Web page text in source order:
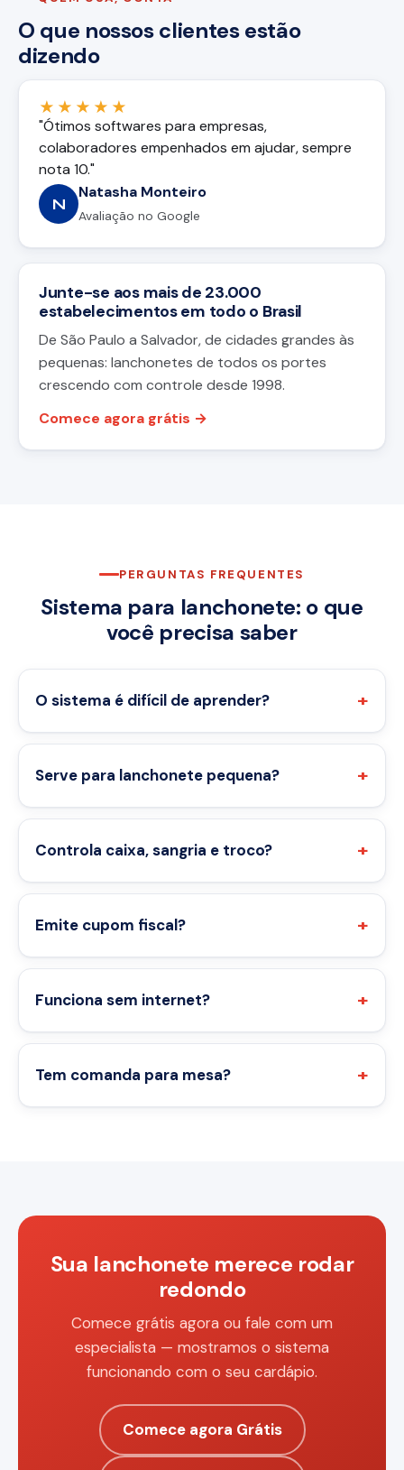
O que nossos clientes estão
dizendo
★★★★★
"Ótimos softwares para empresas,
colaboradores empenhados em ajudar, sempre
nota 10."
N
Natasha Monteiro
Avaliação no Google
Junte-se aos mais de 23.000
estabelecimentos em todo o Brasil
De São Paulo a Salvador, de cidades grandes às
pequenas: lanchonetes de todos os portes
crescendo com controle desde 1998.
Comece agora grátis →
PERGUNTAS FREQUENTES
Sistema para lanchonete: o que
você precisa saber
O sistema é difícil de aprender?
Serve para lanchonete pequena?
Controla caixa, sangria e troco?
Emite cupom fiscal?
Funciona sem internet?
Tem comanda para mesa?
Sua lanchonete merece rodar
redondo
Comece grátis agora ou fale com um
especialista — mostramos o sistema
funcionando com o seu cardápio.
Comece agora Grátis